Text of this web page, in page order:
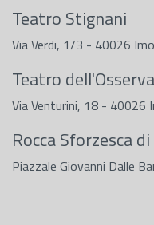
Teatro Stignani
Via Verdi, 1/3 - 40026
Teatro
Via Venturini, 18 - 40026
Rocca Sforzesca
Piazzale Giovanni Dalle